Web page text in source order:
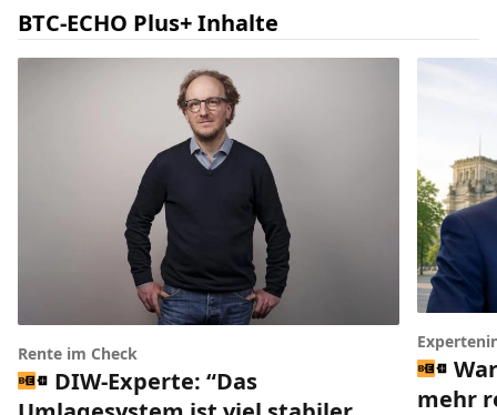
BTC-ECHO Plus+ Inhalte
Rente im Check
DIW-Experte: “Das
mehr